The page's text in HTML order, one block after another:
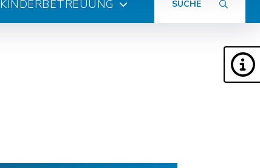
KINDERBETREUUNG SUCHE